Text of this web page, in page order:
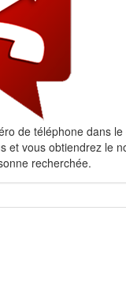
de téléphone dans
et vous obtiendrez le
recherchée.